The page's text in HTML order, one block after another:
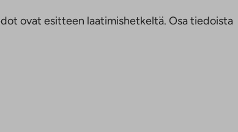
ovat esitteen laatimishetkeltä. Osa tiedoista